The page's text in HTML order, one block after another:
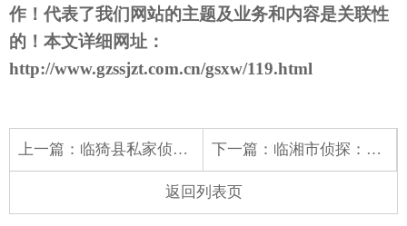
作！代表了我们网站的主题及业务和内容是关联性
的！本文详细网址：
http://www.gzssjzt.com.cn/gsxw/119.html
上一篇： 临猗县私家侦探：一个男人不断出轨是什么心理 下一篇： 临湘市侦探：现在离婚要多久才能拿到离婚证
返回列表页